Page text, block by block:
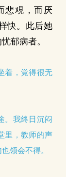
悲覌，而厌
快。此后她
郁病者。
着，覚得很无
。我终日沉闷
里，教师的声
领会不得。